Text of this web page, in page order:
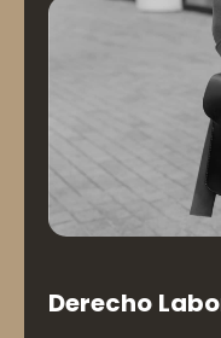
Derecho